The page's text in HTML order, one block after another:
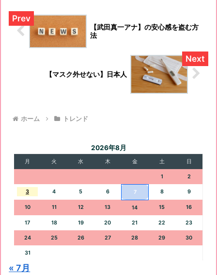
【武田真一アナ】の安心感を盗む方
法
【マスク外せない】日本人
ホーム トレンド
2026年8月
月 火 水 木 金 土 日
1 2
3 4 5 6 7 8 9
10 11 12 13 14 15 16
17 18 19 20 21 22 23
24 25 26 27 28 29 30
31
« 7月